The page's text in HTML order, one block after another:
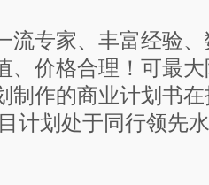
专家、丰富经验、
、价格合理！可最
制作的商业计划书
计划处于同行领先